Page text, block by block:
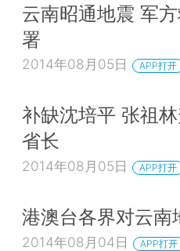
云南昭通地震 军
署
2014年08月05日 APP打开
补缺沈培平 张祖
省长
2014年08月05日 APP打开
港澳台各界对云南
2014年08月04日 APP打开